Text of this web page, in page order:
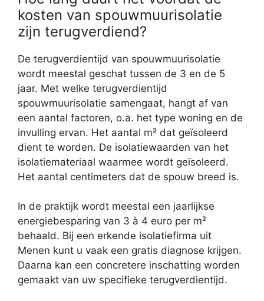
kosten van spouwmuurisolatie
zijn terugverdiend?
De terugverdientijd van spouwmuurisolatie
wordt meestal geschat tussen de 3 en de 5
jaar. Met welke terugverdientijd
spouwmuurisolatie samengaat, hangt af van
een aantal factoren, o.a. het type woning en de
invulling ervan. Het aantal m² dat geïsoleerd
dient te worden. De isolatiewaarden van het
isolatiemateriaal waarmee wordt geïsoleerd.
Het aantal centimeters dat de spouw breed is.
In de praktijk wordt meestal een jaarlijkse
energiebesparing van 3 à 4 euro per m²
behaald. Bij een erkende isolatiefirma uit
Menen kunt u vaak een gratis diagnose krijgen.
Daarna kan een concretere inschatting worden
gemaakt van uw specifieke terugverdientijd.